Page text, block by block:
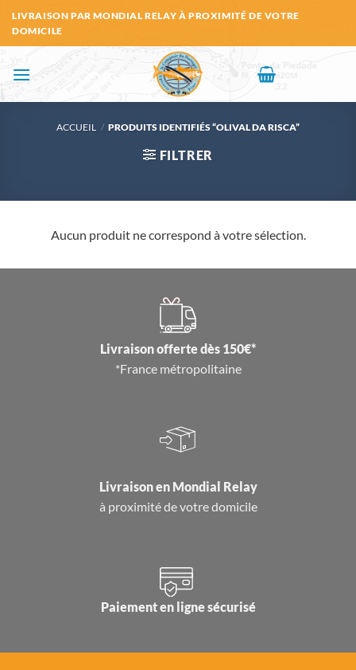
Passer
au
contenu
LIVRAISON PAR MONDIAL RELAY À PROXIMITÉ DE VOTRE
DOMICILE
ACCUEIL / PRODUITS IDENTIFIÉS “OLIVAL DA RISCA”
FILTRER
Aucun produit ne correspond à votre sélection.
Livraison offerte dès 150€*
*France métropolitaine
Livraison en Mondial Relay
à proximité de votre domicile
Paiement en ligne sécurisé